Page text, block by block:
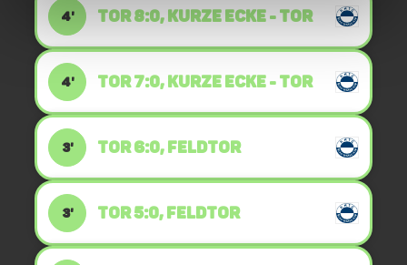
4' TOR 8:0, KURZE ECKE - TOR
4' TOR 7:0, KURZE ECKE - TOR
3' TOR 6:0, FELDTOR
3' TOR 5:0, FELDTOR